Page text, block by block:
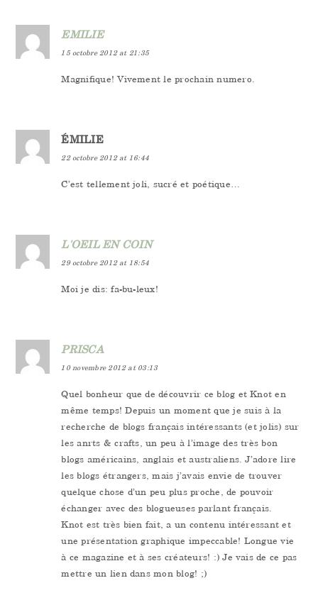
EMILIE
15 octobre 2012 at 21:35
Magnifique! Vivement le prochain numero.
ÉMILIE
22 octobre 2012 at 16:44
C’est tellement joli, sucré et poétique…
L'OEIL EN COIN
29 octobre 2012 at 18:54
Moi je dis: fa-bu-leux!
PRISCA
10 novembre 2012 at 03:13
Quel bonheur que de découvrir ce blog et Knot en
même temps! Depuis un moment que je suis à la
recherche de blogs français intéressants (et jolis) sur
les anrts & crafts, un peu à l’image des très bon
blogs américains, anglais et australiens. J’adore lire
les blogs étrangers, mais j’avais envie de trouver
quelque chose d’un peu plus proche, de pouvoir
échanger avec des blogueuses parlant français.
Knot est très bien fait, a un contenu intéressant et
une présentation graphique impeccable! Longue vie
à ce magazine et à ses créateurs! :) Je vais de ce pas
mettre un lien dans mon blog! ;)